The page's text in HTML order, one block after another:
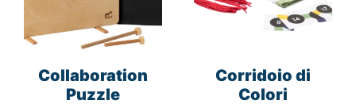
Collaboration
Puzzle
Corridoio di
Colori